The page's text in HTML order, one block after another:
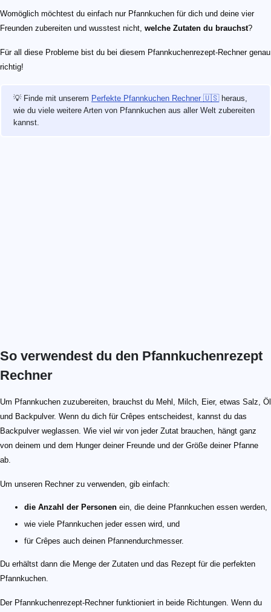
Womöglich möchtest du einfach nur Pfannkuchen für dich und deine vier
Freunden zubereiten und wusstest nicht, welche Zutaten du brauchst?
Für all diese Probleme bist du bei diesem Pfannkuchenrezept-Rechner genau
richtig!
💡 Finde mit unserem Perfekte Pfannkuchen Rechner 🇺🇸heraus,
wie du viele weitere Arten von Pfannkuchen aus aller Welt zubereiten
kannst.
So verwendest du den Pfannkuchenrezept
Rechner
Um Pfannkuchen zuzubereiten, brauchst du Mehl, Milch, Eier, etwas Salz, Öl
und Backpulver. Wenn du dich für Crêpes entscheidest, kannst du das
Backpulver weglassen. Wie viel wir von jeder Zutat brauchen, hängt ganz
von deinem und dem Hunger deiner Freunde und der Größe deiner Pfanne
ab.
Um unseren Rechner zu verwenden, gib einfach:
die Anzahl der Personen ein, die deine Pfannkuchen essen werden,
wie viele Pfannkuchen jeder essen wird, und
für Crêpes auch deinen Pfannendurchmesser.
Du erhältst dann die Menge der Zutaten und das Rezept für die perfekten
Pfannkuchen.
Der Pfannkuchenrezept-Rechner funktioniert in beide Richtungen. Wenn du